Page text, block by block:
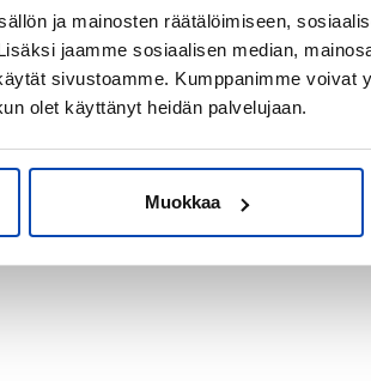
ja mainosten räätälöimiseen,
jaamme sosiaalisen median,
sivustoamme. Kumppanimme voivat
olet käyttänyt heidän palvelujaan.
Muokkaa